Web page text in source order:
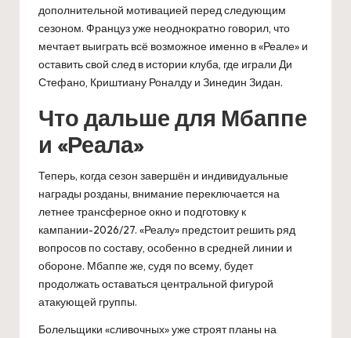
дополнительной мотивацией перед следующим
сезоном. Француз уже неоднократно говорил, что
мечтает выиграть всё возможное именно в «Реале» и
оставить свой след в истории клуба, где играли Ди
Стефано, Криштиану Роналду и Зинедин Зидан.
Что дальше для Мбаппе
и «Реала»
Теперь, когда сезон завершён и индивидуальные
награды розданы, внимание переключается на
летнее трансферное окно и подготовку к
кампании-2026/27. «Реалу» предстоит решить ряд
вопросов по составу, особенно в средней линии и
обороне. Мбаппе же, судя по всему, будет
продолжать оставаться центральной фигурой
атакующей группы.
Болельщики «сливочных» уже строят планы на